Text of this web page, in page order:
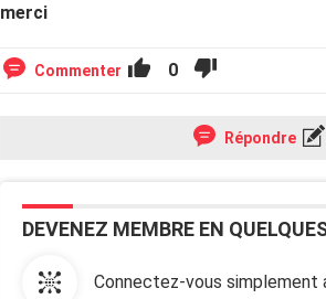
merci
Commenter 0
Répondre
DEVENEZ MEMBRE EN
Connectez-vous